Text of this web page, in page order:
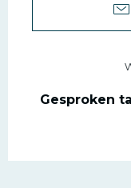
Gesproken
Gesproken